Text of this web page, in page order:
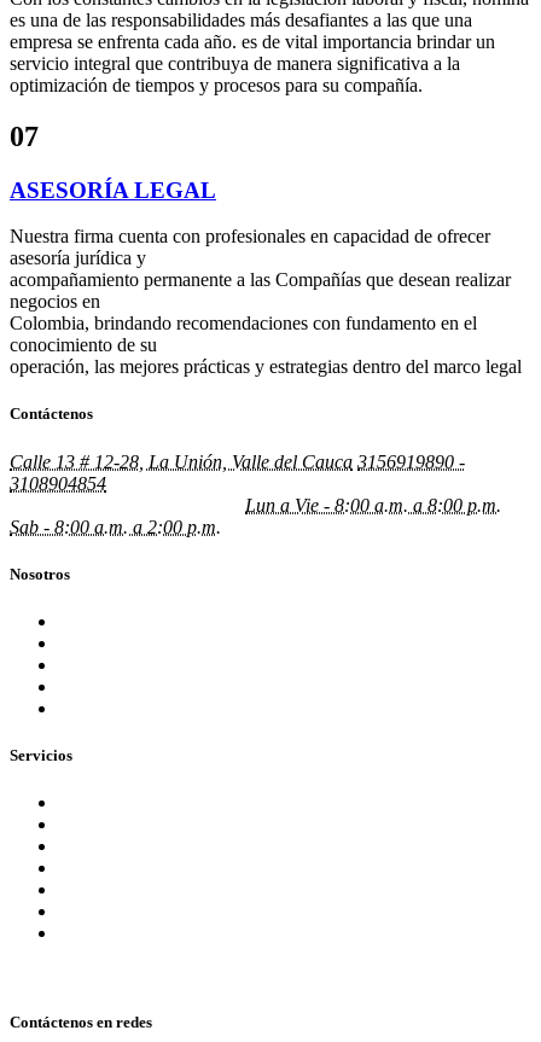
es una de las responsabilidades más desafiantes a las que una
empresa se enfrenta cada año. es de vital importancia brindar un
servicio integral que contribuya de manera significativa a la
optimización de tiempos y procesos para su compañía.
07
ASESORÍA LEGAL
Nuestra firma cuenta con profesionales en capacidad de ofrecer
asesoría jurídica y
acompañamiento permanente a las Compañías que desean realizar
negocios en
Colombia, brindando recomendaciones con fundamento en el
conocimiento de su
operación, las mejores prácticas y estrategias dentro del marco legal
Contáctenos
Calle 13 # 12-28, La Unión, Valle del Cauca 3156919890 -
3108904854
Lun a Vie - 8:00 a.m. a 8:00 p.m.
Sab - 8:00 a.m. a 2:00 p.m.
Nosotros
Servicios
Contáctenos en redes